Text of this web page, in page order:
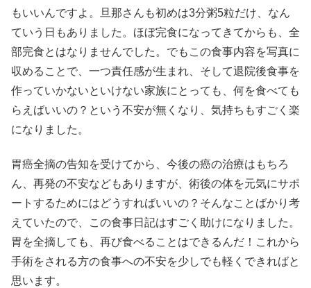
もいいんですよ。旦那さんも初めは3分粥5粒だけ、なん
ていう日もありました。ほぼ完食になってきてからも、全
部完食とはなりませんでした。でもこの食事内容を写真に
収めることで、一つ責任感が生まれ、そして退院後食事を
作っていかないといけない家族にとっても、何を食べても
らえばいいの？という不安が無くなり、気持ちもすごく楽
になりました。
胃癌全摘の告知を受けてから、今後の癌の治療はもちろ
ん、再発の不安などもありますが、術後の体を元気にサポ
ートするためにはどうすればいいの？そんなことばかり考
えていたので、この食事日記はすごく助けになりました。
胃を全摘しても、再び食べることはできるんだ！これから
手術をされる方の食事への不安を少しでも軽くできればと
思います。